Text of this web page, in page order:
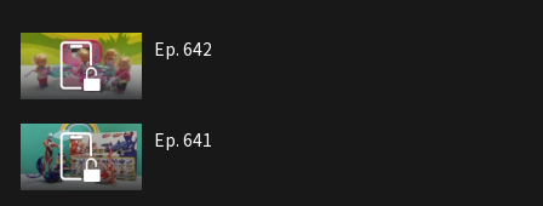
Ep. 642
Ep. 641